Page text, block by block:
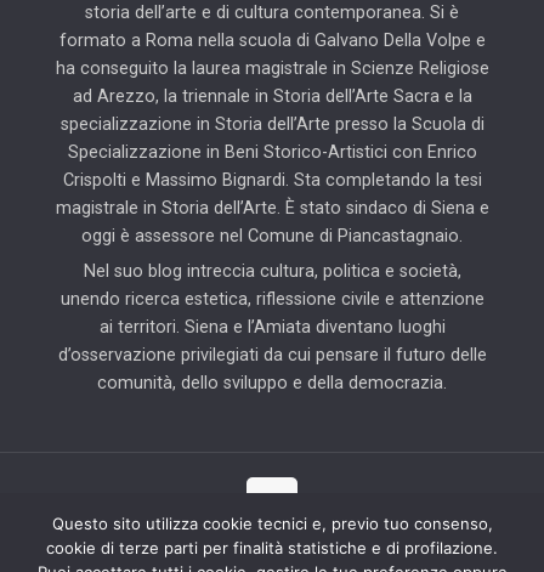
storia dell’arte e di cultura contemporanea. Si è
formato a Roma nella scuola di Galvano Della Volpe e
ha conseguito la laurea magistrale in Scienze Religiose
ad Arezzo, la triennale in Storia dell’Arte Sacra e la
specializzazione in Storia dell’Arte presso la Scuola di
Specializzazione in Beni Storico-Artistici con Enrico
Crispolti e Massimo Bignardi. Sta completando la tesi
magistrale in Storia dell’Arte. È stato sindaco di Siena e
oggi è assessore nel Comune di Piancastagnaio.
Nel suo blog intreccia cultura, politica e società,
unendo ricerca estetica, riflessione civile e attenzione
ai territori. Siena e l’Amiata diventano luoghi
d’osservazione privilegiati da cui pensare il futuro delle
comunità, dello sviluppo e della democrazia.
© 2025 Il Blog di Pierluigi Piccini | Tutti i diritti riservati | Partner
Questo sito utilizza cookie tecnici e, previo tuo consenso,
cookie di terze parti per finalità statistiche e di profilazione.